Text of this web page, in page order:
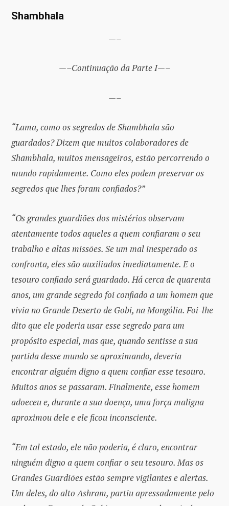
Shambhala
—–
—–Continuação da Parte I—–
—–
“Lama, como os segredos de Shambhala são
guardados? Dizem que muitos colaboradores de
Shambhala, muitos mensageiros, estão percorrendo o
mundo rapidamente. Como eles podem preservar os
segredos que lhes foram confiados?”
“Os grandes guardiões dos mistérios observam
atentamente todos aqueles a quem confiaram o seu
trabalho e altas missões. Se um mal inesperado os
confronta, eles são auxiliados imediatamente. E o
tesouro confiado será guardado. Há cerca de quarenta
anos, um grande segredo foi confiado a um homem que
vivia no Grande Deserto de Gobi, na Mongólia. Foi-lhe
dito que ele poderia usar esse segredo para um
propósito especial, mas que, quando sentisse a sua
partida desse mundo se aproximando, deveria
encontrar alguém digno a quem confiar esse tesouro.
Muitos anos se passaram. Finalmente, esse homem
adoeceu e, durante a sua doença, uma força maligna
aproximou dele e ele ficou inconsciente.
“Em tal estado, ele não poderia, é claro, encontrar
ninguém digno a quem confiar o seu tesouro. Mas os
Grandes Guardiões estão sempre vigilantes e alertas.
Um deles, do alto Ashram, partiu apressadamente pelo